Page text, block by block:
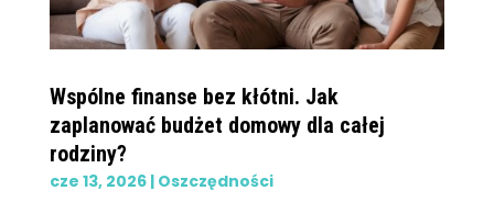
Wspólne finanse bez kłótni. Jak
zaplanować budżet domowy dla całej
rodziny?
cze 13, 2026| Oszczędności